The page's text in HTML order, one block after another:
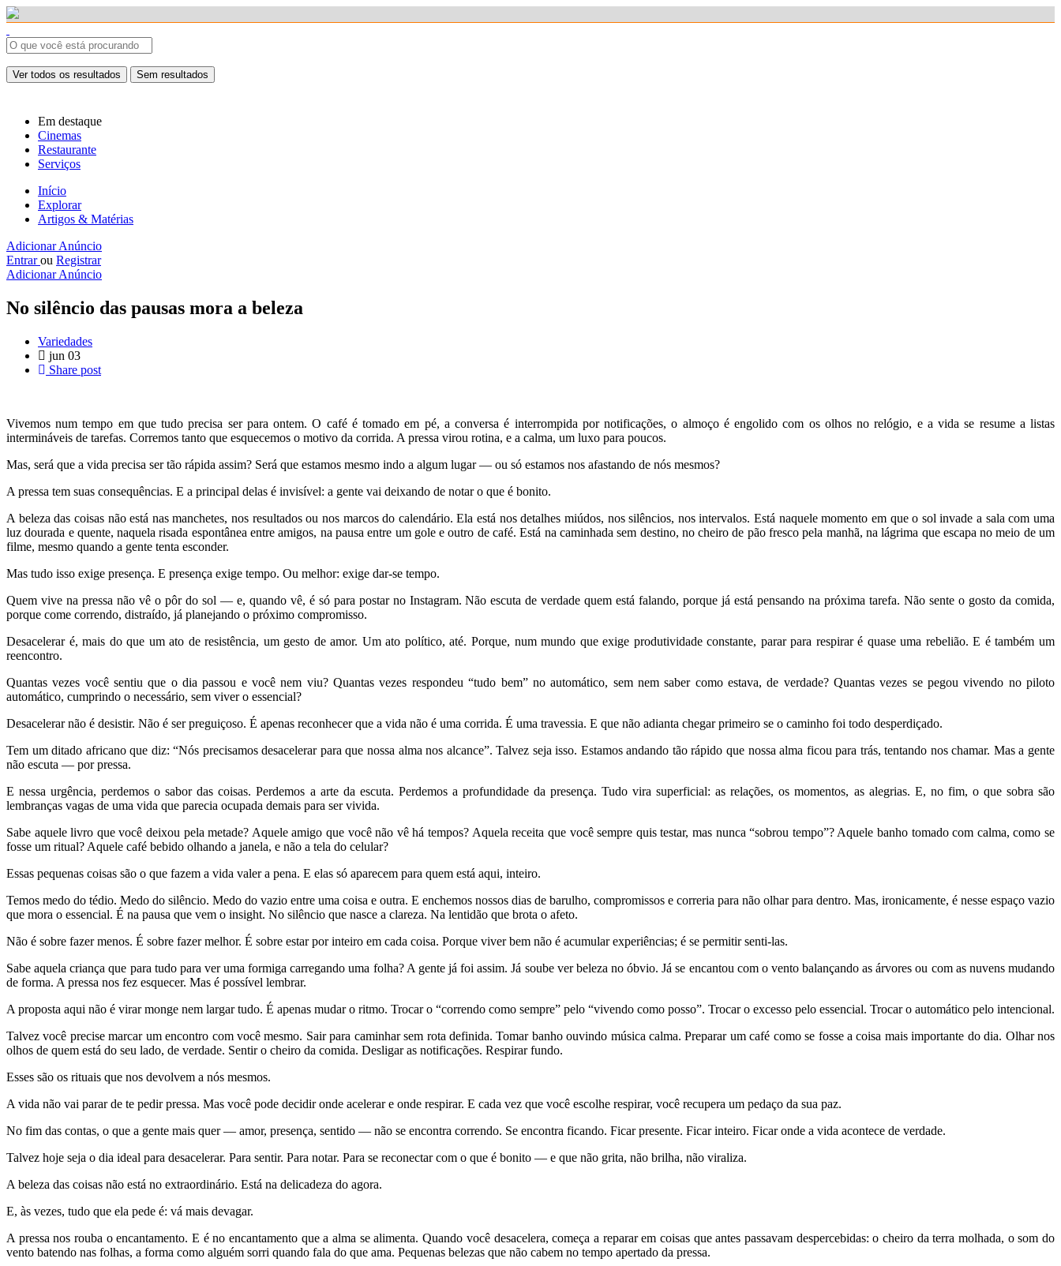
Ver todos os resultados Sem resultados
Em destaque
Cinemas
Restaurante
Serviços
Início
Explorar
Artigos & Matérias
Adicionar Anúncio
Entrarou Registrar
Adicionar Anúncio
No silêncio das pausas mora a beleza
Variedades
jun 03
Share post
Vivemos num tempo em que tudo precisa ser para ontem. O café é tomado em pé, a conversa é interrompida por notificações, o almoço é engolido com os olhos no relógio, e a vida se resume a listas
intermináveis de tarefas. Corremos tanto que esquecemos o motivo da corrida. A pressa virou rotina, e a calma, um luxo para poucos.
Mas, será que a vida precisa ser tão rápida assim? Será que estamos mesmo indo a algum lugar — ou só estamos nos afastando de nós mesmos?
A pressa tem suas consequências. E a principal delas é invisível: a gente vai deixando de notar o que é bonito.
A beleza das coisas não está nas manchetes, nos resultados ou nos marcos do calendário. Ela está nos detalhes miúdos, nos silêncios, nos intervalos. Está naquele momento em que o sol invade a sala com uma
luz dourada e quente, naquela risada espontânea entre amigos, na pausa entre um gole e outro de café. Está na caminhada sem destino, no cheiro de pão fresco pela manhã, na lágrima que escapa no meio de um
filme, mesmo quando a gente tenta esconder.
Mas tudo isso exige presença. E presença exige tempo. Ou melhor: exige dar-se tempo.
Quem vive na pressa não vê o pôr do sol — e, quando vê, é só para postar no Instagram. Não escuta de verdade quem está falando, porque já está pensando na próxima tarefa. Não sente o gosto da comida,
porque come correndo, distraído, já planejando o próximo compromisso.
Desacelerar é, mais do que um ato de resistência, um gesto de amor. Um ato político, até. Porque, num mundo que exige produtividade constante, parar para respirar é quase uma rebelião. E é também um
reencontro.
Quantas vezes você sentiu que o dia passou e você nem viu? Quantas vezes respondeu “tudo bem” no automático, sem nem saber como estava, de verdade? Quantas vezes se pegou vivendo no piloto
automático, cumprindo o necessário, sem viver o essencial?
Desacelerar não é desistir. Não é ser preguiçoso. É apenas reconhecer que a vida não é uma corrida. É uma travessia. E que não adianta chegar primeiro se o caminho foi todo desperdiçado.
Tem um ditado africano que diz: “Nós precisamos desacelerar para que nossa alma nos alcance”. Talvez seja isso. Estamos andando tão rápido que nossa alma ficou para trás, tentando nos chamar. Mas a gente
não escuta — por pressa.
E nessa urgência, perdemos o sabor das coisas. Perdemos a arte da escuta. Perdemos a profundidade da presença. Tudo vira superficial: as relações, os momentos, as alegrias. E, no fim, o que sobra são
lembranças vagas de uma vida que parecia ocupada demais para ser vivida.
Sabe aquele livro que você deixou pela metade? Aquele amigo que você não vê há tempos? Aquela receita que você sempre quis testar, mas nunca “sobrou tempo”? Aquele banho tomado com calma, como se
fosse um ritual? Aquele café bebido olhando a janela, e não a tela do celular?
Essas pequenas coisas são o que fazem a vida valer a pena. E elas só aparecem para quem está aqui, inteiro.
Temos medo do tédio. Medo do silêncio. Medo do vazio entre uma coisa e outra. E enchemos nossos dias de barulho, compromissos e correria para não olhar para dentro. Mas, ironicamente, é nesse espaço vazio
que mora o essencial. É na pausa que vem o insight. No silêncio que nasce a clareza. Na lentidão que brota o afeto.
Não é sobre fazer menos. É sobre fazer melhor. É sobre estar por inteiro em cada coisa. Porque viver bem não é acumular experiências; é se permitir senti-las.
Sabe aquela criança que para tudo para ver uma formiga carregando uma folha? A gente já foi assim. Já soube ver beleza no óbvio. Já se encantou com o vento balançando as árvores ou com as nuvens mudando
de forma. A pressa nos fez esquecer. Mas é possível lembrar.
A proposta aqui não é virar monge nem largar tudo. É apenas mudar o ritmo. Trocar o “correndo como sempre” pelo “vivendo como posso”. Trocar o excesso pelo essencial. Trocar o automático pelo intencional.
Talvez você precise marcar um encontro com você mesmo. Sair para caminhar sem rota definida. Tomar banho ouvindo música calma. Preparar um café como se fosse a coisa mais importante do dia. Olhar nos
olhos de quem está do seu lado, de verdade. Sentir o cheiro da comida. Desligar as notificações. Respirar fundo.
Esses são os rituais que nos devolvem a nós mesmos.
A vida não vai parar de te pedir pressa. Mas você pode decidir onde acelerar e onde respirar. E cada vez que você escolhe respirar, você recupera um pedaço da sua paz.
No fim das contas, o que a gente mais quer — amor, presença, sentido — não se encontra correndo. Se encontra ficando. Ficar presente. Ficar inteiro. Ficar onde a vida acontece de verdade.
Talvez hoje seja o dia ideal para desacelerar. Para sentir. Para notar. Para se reconectar com o que é bonito — e que não grita, não brilha, não viraliza.
A beleza das coisas não está no extraordinário. Está na delicadeza do agora.
E, às vezes, tudo que ela pede é: vá mais devagar.
A pressa nos rouba o encantamento. E é no encantamento que a alma se alimenta. Quando você desacelera, começa a reparar em coisas que antes passavam despercebidas: o cheiro da terra molhada, o som do
vento batendo nas folhas, a forma como alguém sorri quando fala do que ama. Pequenas belezas que não cabem no tempo apertado da pressa.